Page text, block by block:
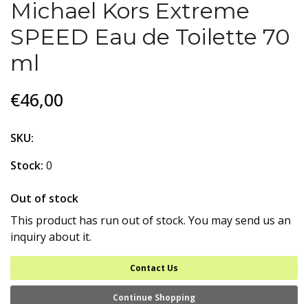
Michael Kors Extreme
SPEED Eau de Toilette 70
ml
€46,00
SKU:
Stock: 0
Out of stock
This product has run out of stock. You may send us an
inquiry about it.
Contact Us
Continue Shopping